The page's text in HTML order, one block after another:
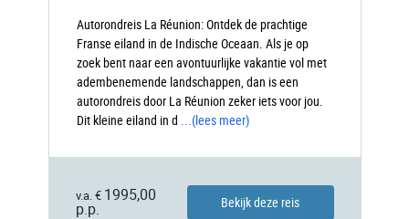
Autorondreis La Réunion: Ontdek de prachtige
Franse eiland in de Indische Oceaan. Als je op
zoek bent naar een avontuurlijke vakantie vol met
adembenemende landschappen, dan is een
autorondreis door La Réunion zeker iets voor jou.
Dit kleine eiland in d ...(lees meer)
v.a. € 1995,00
p.p.
Bekijk deze reis